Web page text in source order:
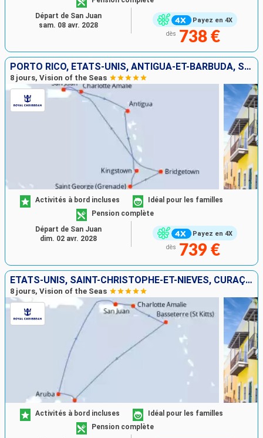
Payez en 4X
dès 738 €
Départ de San Juan
sam. 08 avr. 2028
PORTO RICO, ÉTATS-UNIS, ANTIGUA-ET-BARBUDA, SAINT VINCENT-ET-LES-GRENADINES, GRENADE, BARBADE
8 jours, Vision of the Seas
Payez en 4X
Activités à bord incluses
Idéal pour les familles
Pension complète
dès 739 €
Départ de San Juan
dim. 02 avr. 2028
ÉTATS-UNIS, SAINT-CHRISTOPHE-ET-NIÉVÈS, CURAÇAO, ARUBA, PORTO RICO
8 jours, Vision of the Seas
Activités à bord incluses
Idéal pour les familles
Pension complète